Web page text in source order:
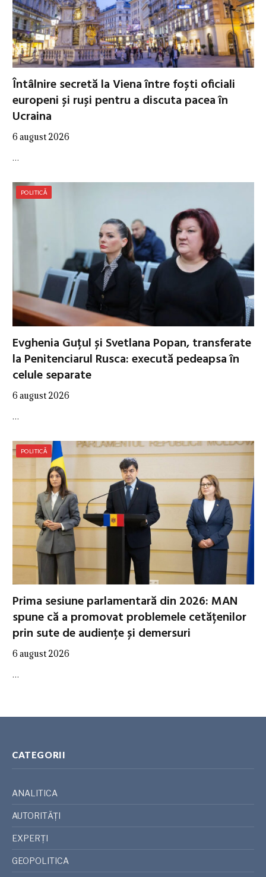
Întâlnire secretă la Viena între foști oficiali
europeni și ruși pentru a discuta pacea în
Ucraina
6 august 2026
…
POLITICĂ
Evghenia Guțul și Svetlana Popan, transferate
la Penitenciarul Rusca: execută pedeapsa în
celule separate
6 august 2026
…
POLITICĂ
Prima sesiune parlamentară din 2026: MAN
spune că a promovat problemele cetățenilor
prin sute de audiențe și demersuri
6 august 2026
…
CATEGORII
ANALITICA
AUTORITĂȚI
EXPERȚI
GEOPOLITICA